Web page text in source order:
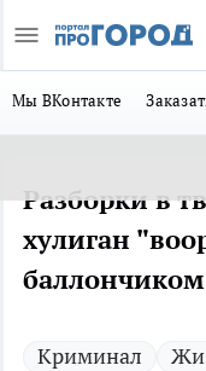
Мы ВКонтакте
Разборки в
хулиган
Криминал